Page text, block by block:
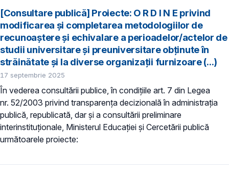
[Consultare publică] Proiecte: O R D I N E privind
modificarea și completarea metodologiilor de
recunoaștere și echivalare a perioadelor/actelor de
studii universitare și preuniversitare obținute în
străinătate și la diverse organizații furnizoare (...)
17 septembrie 2025
În vederea consultării publice, în condiţiile art. 7 din Legea
nr. 52/2003 privind transparenţa decizională în administraţia
publică, republicată, dar și a consultării preliminare
interinstituționale, Ministerul Educaţiei și Cercetării publică
următoarele proiecte: